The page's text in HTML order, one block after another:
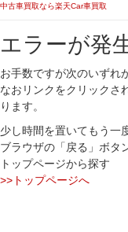
中古車買取なら楽天Car車買取
エラーが発
お手数ですが次のいずれ
なおリンクをクリックさ
ります。
少し時間を置いてもう一
ブラウザの「戻る」ボタ
トップページから探す
>>トップページへ